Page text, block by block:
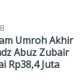
Umroh Akhir
Abuz Zubair
Rp38,4 Juta